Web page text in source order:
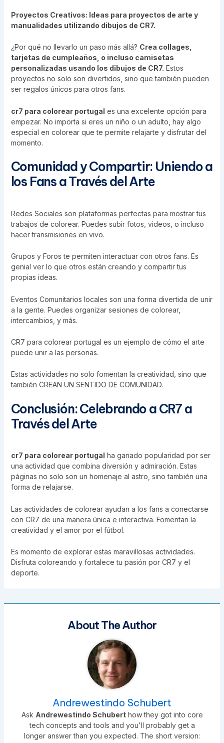
Proyectos Creativos: Ideas para proyectos de arte y
manualidades utilizando dibujos de CR7.
¿Por qué no llevarlo un paso más allá? Crea collages,
tarjetas de cumpleaños, o incluso camisetas
personalizadas usando los dibujos de CR7. Estos
proyectos no solo son divertidos, sino que también pueden
ser regalos únicos para otros fans.
cr7 para colorear portugal es una excelente opción para
empezar. No importa si eres un niño o un adulto, hay algo
especial en colorear que te permite relajarte y disfrutar del
momento.
Comunidad y Compartir: Uniendo a
los Fans a Través del Arte
Redes Sociales son plataformas perfectas para mostrar tus
trabajos de colorear. Puedes subir fotos, videos, o incluso
hacer transmisiones en vivo.
Grupos y Foros te permiten interactuar con otros fans. Es
genial ver lo que otros están creando y compartir tus
propias ideas.
Eventos Comunitarios locales son una forma divertida de unir
a la gente. Puedes organizar sesiones de colorear,
intercambios, y más.
CR7 para colorear portugal es un ejemplo de cómo el arte
puede unir a las personas.
Estas actividades no solo fomentan la creatividad, sino que
también CREAN UN SENTIDO DE COMUNIDAD.
Conclusión: Celebrando a CR7 a
Través del Arte
cr7 para colorear portugal ha ganado popularidad por ser
una actividad que combina diversión y admiración. Estas
páginas no solo son un homenaje al astro, sino también una
forma de relajarse.
Las actividades de colorear ayudan a los fans a conectarse
con CR7 de una manera única e interactiva. Fomentan la
creatividad y el amor por el fútbol.
Es momento de explorar estas maravillosas actividades.
Disfruta coloreando y fortalece tu pasión por CR7 y el
deporte.
About The Author
Andrewestindo Schubert
Ask Andrewestindo Schuberthow they got into core
tech concepts and tools and you'll probably get a
longer answer than you expected. The short version: